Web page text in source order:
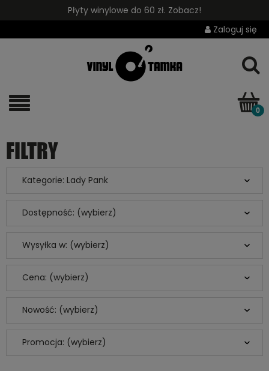
Płyty winylowe do 60 zł. Zobacz!
Zaloguj się
FILTRY
Kategorie: Lady Pank
Dostępność: (wybierz)
Wysyłka w: (wybierz)
Cena: (wybierz)
Nowość: (wybierz)
Promocja: (wybierz)